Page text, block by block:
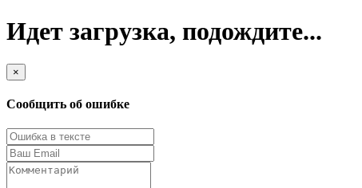
Идет загрузка, подождите...
×
Сообщить об ошибке